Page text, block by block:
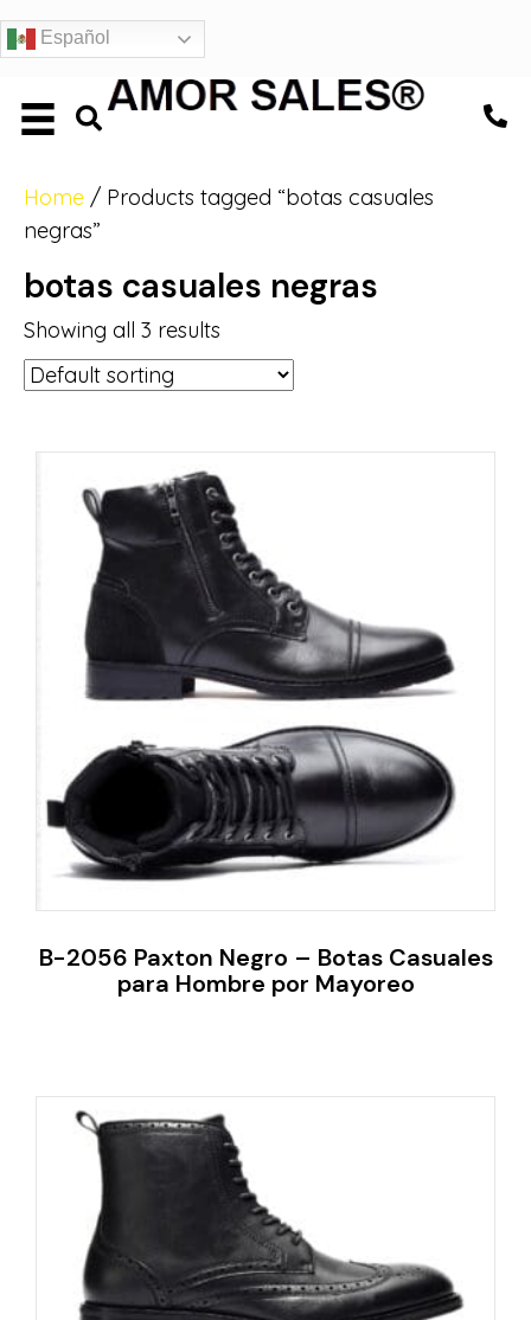
Español
Home / Products tagged “botas casuales
negras”
botas casuales negras
Showing all 3 results
B-2056 Paxton Negro – Botas Casuales
para Hombre por Mayoreo